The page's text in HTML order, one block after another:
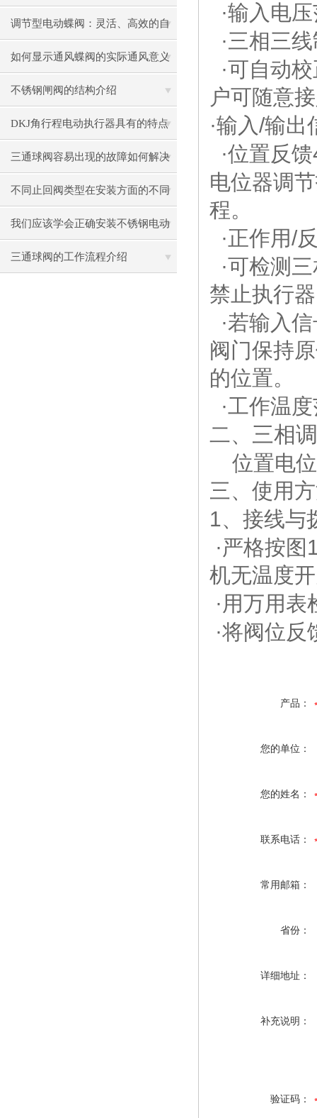
自动化中的应用
调节型电动蝶阀：灵活、高效的自
动化解决方案
如何显示通风蝶阀的实际通风意义
不锈钢闸阀的结构介绍
DKJ角行程电动执行器具有的特点
三通球阀容易出现的故障如何解决
不同止回阀类型在安装方面的不同
之处
我们应该学会正确安装不锈钢电动
蝶阀
三通球阀的工作流程介绍
·输入电
·三相三
·可自动
户可随意
·输入/输出
·位置反馈
电位器调
程。
·正作用/
·可检测
禁止执行
·若输入
阀门保持
的位置。
·工作温
二、 三相
位置电
三、 使用
1、接线与
·严格按图
机无温度
·用万用表
·将阀位反
产品：
您的单位：
您的姓名：
联系电话：
常用邮箱：
省份：
详细地址：
补充说明：
验证码：